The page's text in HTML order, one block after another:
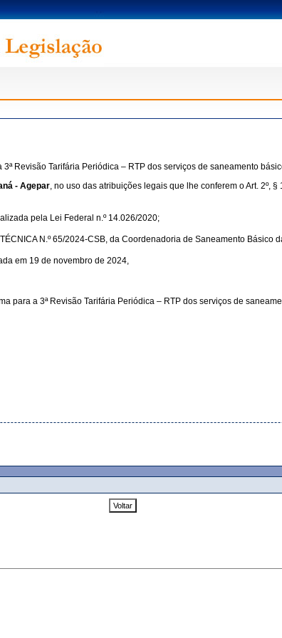
Revisão Tarifária Periódica – RTP dos serviços de saneamento
- Agepar, no uso das atribuições legais que lhe conferem o Art. 2º, §
pela Lei Federal n.º 14.026/2020;
N.º 65/2024-CSB, da Coordenadoria de Saneamento
em 19 de novembro de 2024,
para a 3ª Revisão Tarifária Periódica – RTP dos serviços de